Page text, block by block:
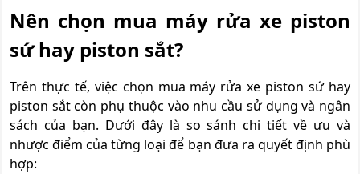
Nên chọn mua máy rửa xe piston
sứ hay piston sắt?
Trên thực tế, việc chọn mua máy rửa xe piston sứ hay
piston sắt còn phụ thuộc vào nhu cầu sử dụng và ngân
sách của bạn. Dưới đây là so sánh chi tiết về ưu và
nhược điểm của từng loại để bạn đưa ra quyết định phù
hợp: